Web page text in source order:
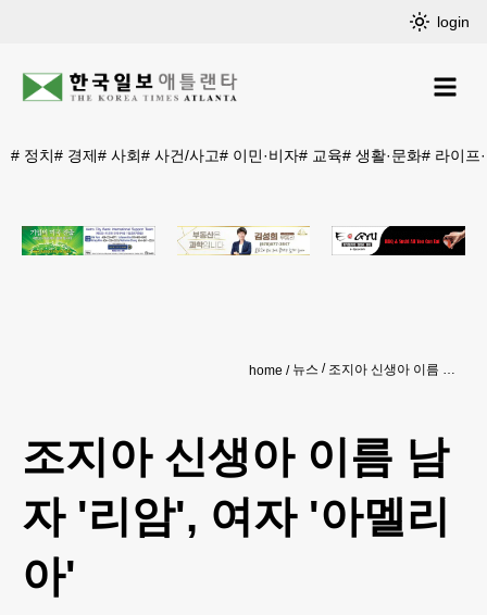
login
# 정치# 경제# 사회# 사건/사고# 이민·비자# 교육# 생활·문화# 라이프
home 뉴스 조지아 신생아 이름 남자 '리암', 여자 '아멜리아'
조지아 신생아 이름 남
자 '리암', 여자 '아멜리
아'